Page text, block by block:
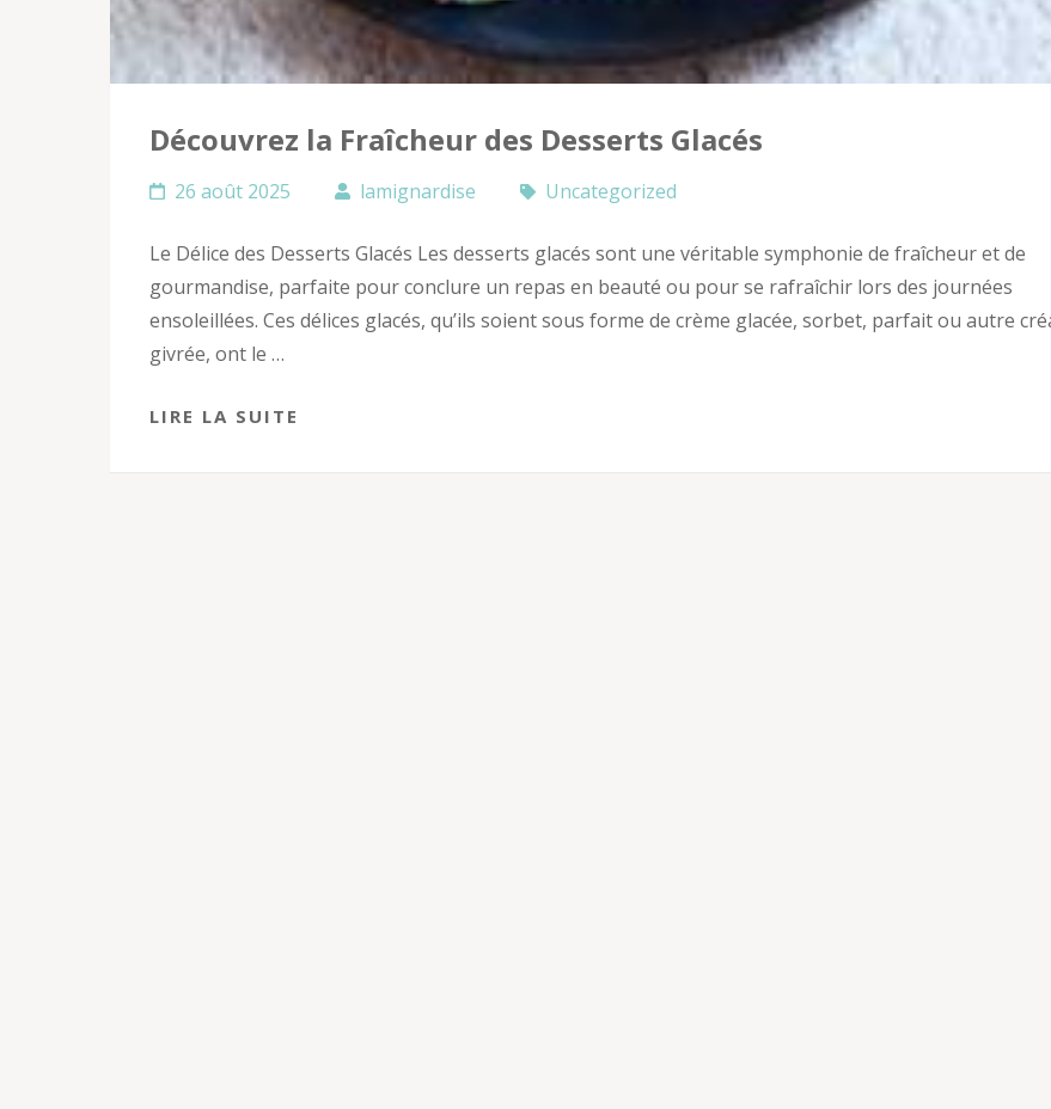
Découvrez la Fraîcheur des Desserts Glacés
26 août 2025 lamignardise Uncategorized
Le Délice des Desserts Glacés Les desserts glacés sont une véritable symphonie de fraîcheur et de
gourmandise, parfaite pour conclure un repas en beauté ou pour se rafraîchir lors des journées
ensoleillées. Ces délices glacés, qu’ils soient sous forme de crème glacée, sorbet, parfait ou autre
givrée, ont le …
LIRE LA SUITE